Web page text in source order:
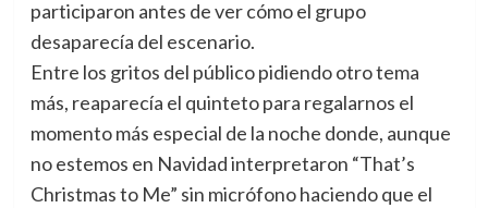
participaron antes de ver cómo el grupo
desaparecía del escenario.
Entre los gritos del público pidiendo otro tema
más, reaparecía el quinteto para regalarnos el
momento más especial de la noche donde, aunque
no estemos en Navidad interpretaron “That’s
Christmas to Me” sin micrófono haciendo que el